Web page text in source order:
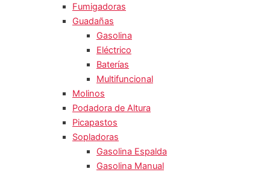
Fumigadoras
Guadañas
Gasolina
Eléctrico
Baterías
Multifuncional
Molinos
Podadora de Altura
Picapastos
Sopladoras
Gasolina Espalda
Gasolina Manual